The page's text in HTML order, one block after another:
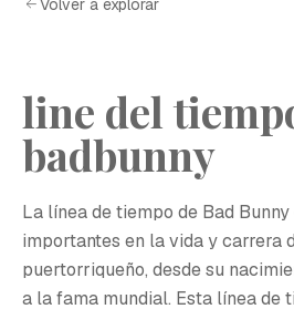
Volver a explorar
line del
badbunny
La línea de tiempo de Bad
importantes en la vida y carrera
puertorriqueño, desde su
a la fama mundial. Esta línea de